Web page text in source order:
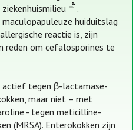
.
huiduitslag
reactie is, zijn
reden om cefalosporines te
actief tegen β-lactamase-
maar niet – met
- tegen meticilline-
(MRSA). Enterokokken zijn